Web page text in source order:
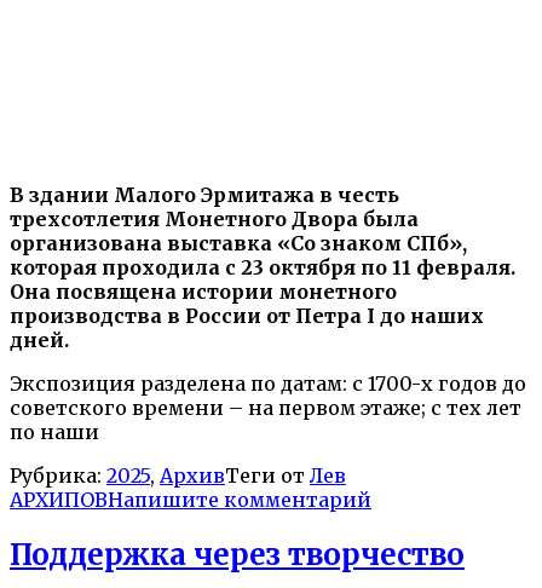
В здании Малого Эрмитажа в честь
трехсотлетия Монетного Двора была
организована выставка «Со знаком СПб»,
которая проходила с 23 октября по 11 февраля.
Она посвящена истории монетного
производства в России от Петра I до наших
дней.
Экспозиция разделена по датам: с 1700-х годов до
советского времени – на первом этаже; с тех лет
по наши
Рубрика: 2025, АрхивТеги от Лев
АРХИПОВНапишите комментарий
Поддержка через творчество